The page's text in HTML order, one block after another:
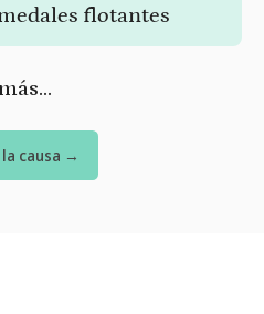
flotantes
de nuestros cuerpos de
causa →